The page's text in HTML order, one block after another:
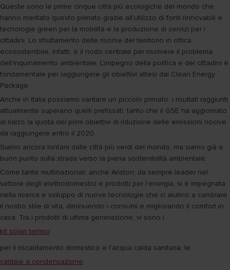
Queste sono le prime cinque città più ecologiche del mondo che
hanno meritato questo primato grazie all'utilizzo di fonti rinnovabili e
tecnologie green per la mobilità e la produzione di servizi per i
cittadini. Lo sfruttamento delle risorse del territorio in ottica
ecosostenibile, infatti, è il nodo centrale per risolvere il problema
dell'inquinamento ambientale. L'impegno della politica e dei cittadini è
fondamentale per raggiungere gli obiettivi attesi dal Clean Energy
Package.
Anche in Italia possiamo vantare un piccolo primato: i risultati raggiunti
attualmente superano quelli prefissati, tanto che il GSE ha aggiornato
al rialzo la quota dei primi obiettivi di riduzione delle emissioni nocive
da raggiungere entro il 2020.
Siamo ancora lontani dalle città più verdi del mondo, ma siamo già a
buon punto sulla strada verso la piena sostenibilità ambientale.
Come tante multinazionali, anche Ariston, da sempre leader nel
settore degli elettrodomestici e prodotti per l'energia, si è impegnata
nella ricerca e sviluppo di nuove tecnologie che ci aiutino a cambiare
il nostro stile di vita, diminuendo i consumi e migliorando il comfort in
casa. Tra i prodotti di ultima generazione, vi sono i
kit solari termici
per il riscaldamento domestico e l'acqua calda sanitaria, le
caldaie a condensazione